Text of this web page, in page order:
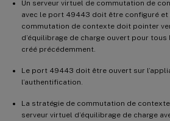
Un serveur virtuel de commutation de
avec le port 49443 doit être configuré et
commutation de contexte doit pointer
d’équilibrage de charge ouvert pour
créé précédemment.
Le port 49443 doit être ouvert sur
l’authentification.
La stratégie de commutation de
serveur virtuel d’équilibrage de charge